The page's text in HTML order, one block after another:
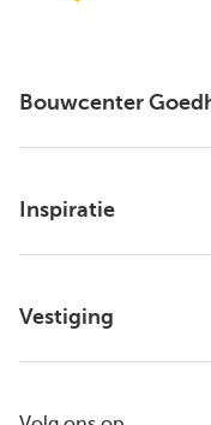
Bouwcenter
Inspiratie
Vestiging